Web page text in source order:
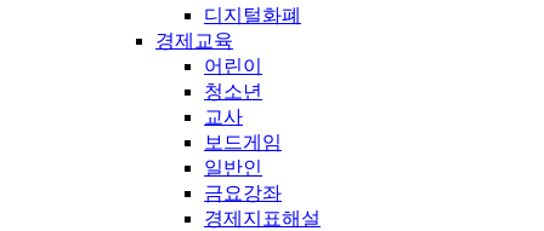
디지털화폐
경제교육
어린이
청소년
교사
보드게임
일반인
금요강좌
경제지표해설